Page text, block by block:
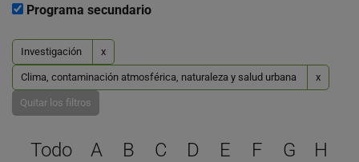
Programa secundario
Investigación x
Clima, contaminación atmosférica, naturaleza y salud urbana x
Quitar los filtros
Selecciona una letra
Todo A B C D E F G
H